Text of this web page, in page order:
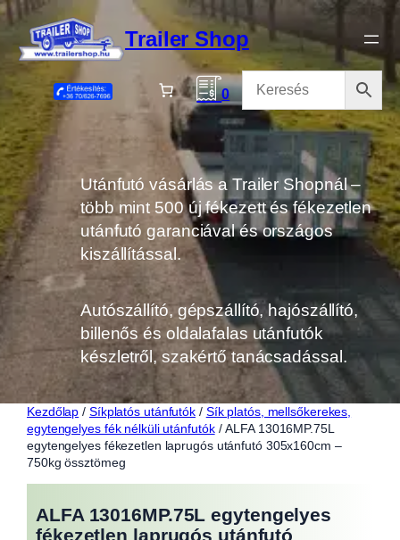
Ugrás
tartalomhoz
Trailer Shop
0
Utánfutó vásárlás a Trailer Shopnál –
több mint 500 új fékezett és fékezetlen
utánfutó garanciával és országos
kiszállítással.
Autószállító, gépszállító, hajószállító,
billenős és oldalafalas utánfutók
készletről, szakértő tanácsadással.
Kezdőlap / Síkplatós utánfutók / Sík platós, mellsőkerekes,
egytengelyes fék nélküli utánfutók/ ALFA 13016MP.75L
egytengelyes fékezetlen laprugós utánfutó 305x160cm –
750kg össztömeg
ALFA 13016MP.75L egytengelyes
fékezetlen laprugós utánfutó